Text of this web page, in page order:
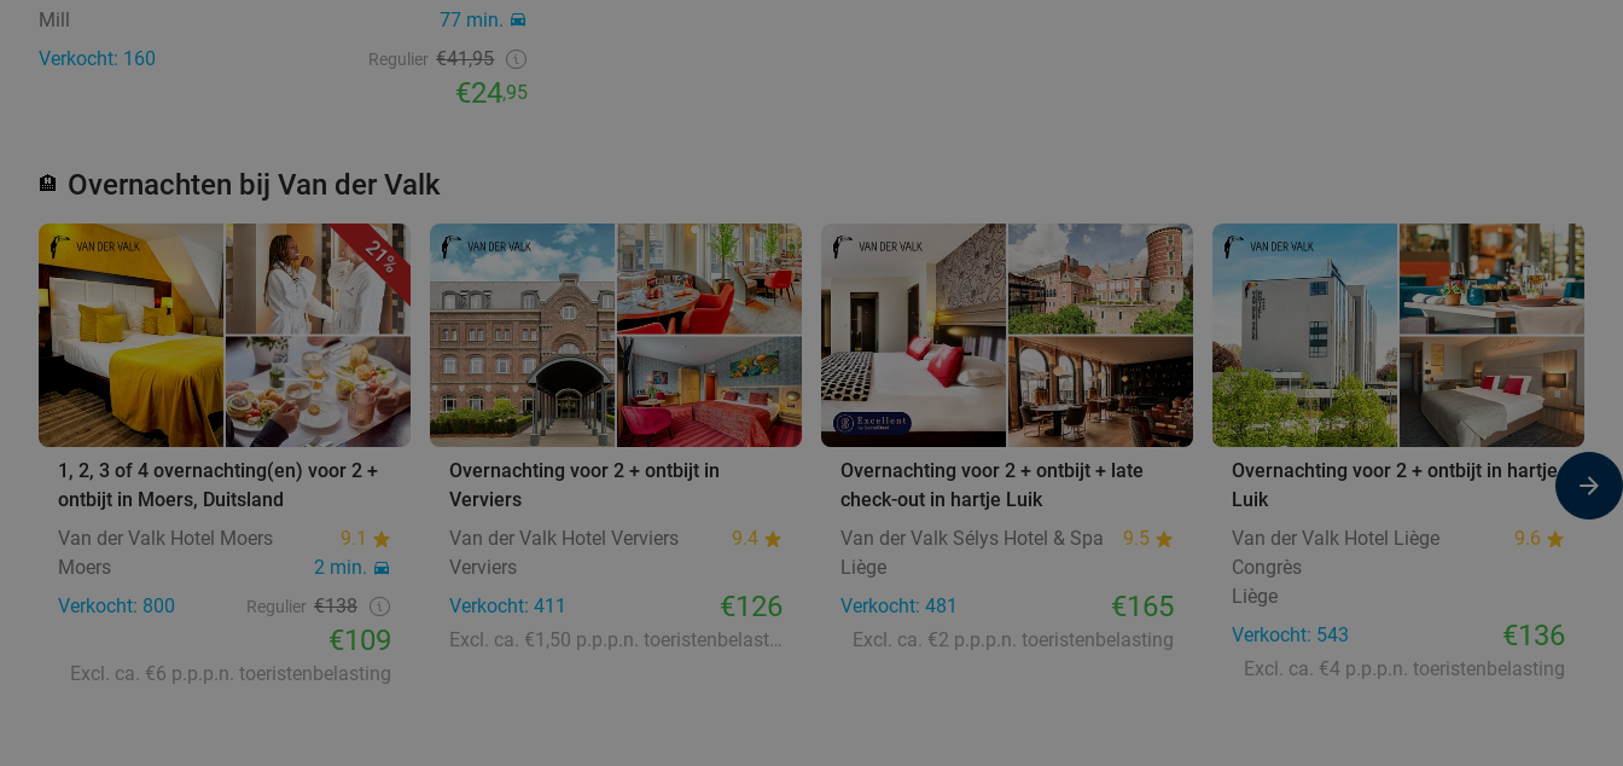
Mill
77 min.
Verkocht: 160
Regulier €41,95
€24,95
🏨 Overnachten bij Van der Valk
21%
1, 2, 3 of 4 overnachting(en) voor 2 +
ontbijt in Moers, Duitsland
Van der Valk Hotel Moers
9.1
Moers
2 min.
Verkocht: 800
Regulier €138
€109
Excl. ca. €6 p.p.p.n. toeristenbelasting
Overnachting voor 2 + ontbijt in
Verviers
Van der Valk Hotel Verviers
9.4
Verviers
Verkocht: 411
€126
Excl. ca. €1,50 p.p.p.n. toeristenbelasting
Overnachting voor 2 + ontbijt + late
check-out in hartje Luik
Van der Valk Sélys Hotel & Spa
9.5
Liège
Verkocht: 481
€165
Excl. ca. €2 p.p.p.n. toeristenbelasting
Overnachting voor 2 + ontbijt in hartje
Luik
Van der Valk Hotel Liège
Congrès
9.6
Liège
Verkocht: 543
€136
Excl. ca. €4 p.p.p.n. toeristenbelasting